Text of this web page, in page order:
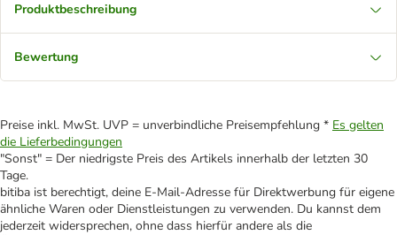
Produktbeschreibung
Bewertung
Preise inkl. MwSt. UVP = unverbindliche Preisempfehlung * Es gelten
die Lieferbedingungen
"Sonst" = Der niedrigste Preis des Artikels innerhalb der letzten 30
Tage.
bitiba ist berechtigt, deine E-Mail-Adresse für Direktwerbung für eigene
ähnliche Waren oder Dienstleistungen zu verwenden. Du kannst dem
jederzeit widersprechen, ohne dass hierfür andere als die